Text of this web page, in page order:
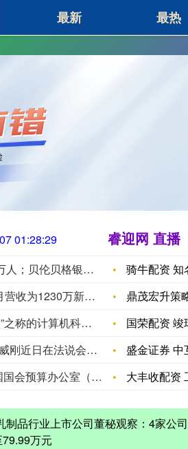
炒股杠杆平台 网络炒股杠杆平
01:28:30
1. 先锋领航：+1.0万人；贝伦贝格银行：+4.0万人；丰业银行：+5.0万人；穆迪分析：+5.0万人； 2. 加皇银行：+6.3万人；德意志银行：+6.5万人；北欧斯安银行：+6.5万人；瑞银集团：+7.0万人； 3. 道明证券：+7.0万人；丹斯克银行：+7.0万人；摩根士丹利：+7.0万人；汇丰控股：+7.0万人； 4. 法巴银行：+7.5万人；荷兰国际：+7.5万人；蒙特利尔银行：+7.5万人；高盛集团：+7.5万人； 5. 摩根大通：+7.5万人；大和资本：+7.5万人；西太平洋银行：+7.5万人；渣打银行：+7.5万人； 6. 潘森宏观：+7.5万人；合众银行：+7.5万人；帝国商业银行：+7.5万人；高频经济：+7.8万人； 7. 三井住友：+7.8万人；牛津经济：+8.0万人；澳洲联邦银行：+8.0万人；美银美林：+8.0万人； 8. 澳新银行：+8.0万人；劳埃德银行：+8.0万人；国民西敏寺：+8.5万人；凯投宏观：+9.0万人； 9. 富国银行：+9.5万人；巴克莱银行：+10.0万人；德商银行：+10.0万人；法兴银行：+10.5万人； 10. 花旗集团：+11.5万人；瑞穗证券：+11.5万人；野村证券：+13.0万人；[路透预期：+8.0万人]
联昌电子7月营收为1230万新台币，去年同期为3250万新台币。
在业内有“人工智能教父”之称的计算机科学家杰弗里·辛顿（Geoffrey Hinton）周三表示，随着人工智能（AI）技术在代际之间不断发展，人类可能无法继续保持对大型语言模型的统治地位。 辛顿在拉斯维加斯举行的Ai4峰会上发表讲话后告诉媒体：“现在的情况是，这些东西变得越来越智能。我认为随着它们变得越来越智能，我们将看到它们拥有越来越复杂的意图，以及越来越强的逃脱控制的能力。” “我不认为我们能像过去那样，仅仅通过简单设法让他们无法逃脱来控制他们。”他后来补充道。 此前，这位诺贝尔奖得主、前谷歌高管、深度学习奠基人已多次发出类似的警告：人类在面对下一代超级智能模型时，可能无法通过传统手段“战胜”或“关闭”它们。
据报道，威刚近日在法说会上表示，在需求增加、价格走高及货源稳定的三大有利因素带动下，预期第3季度营运将优于第2季度，并进一步扩大全年营运成果。公司看好第4季度到2027年上半年的DRAM和NAND Flash价格有望维持上升趋势。目前存储市场供给持续紧张，预计2027年DRAM供给将较2026年更吃紧。随着PC和服务器平台持续升级，DDR5已成为市场主流，长期而言，DDR5将比DDR4更紧缺。
美国国会预算办公室（CBO）于当地时间5日发布报告称，美国海军计划建造的15艘核动力“特朗普级”（Trump-class）战列舰，从研发到采购的总费用可能高达2750亿美元，为美国有史以来最昂贵的水面战舰项目之一。 根据CBO的初步估算，首舰造价约234亿美元，后续14艘平均每艘约180亿美元。报告称，这些战舰满载排水量约3.5万吨，长度约840至880英尺，将成为二战以来美国海军建造的最大水面战斗舰。 （第一财经）
睿迎网 直播
骑牛配资 知名
鼎茂宏升策略
国荣配资 竣
盛金证券 中
大丰收配资
制品行业上市公司董秘观察：4家公
万元
最新 最热